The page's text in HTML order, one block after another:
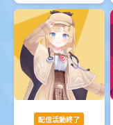
配信活動終了